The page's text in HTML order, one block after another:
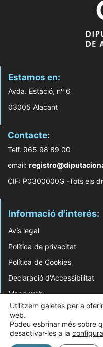
Estamos en:
Avda. Estació, nº 6
03005 Alacant
Contacte:
Telf. 965 98 89 00
email:
CIF: P0300000G -Tots els
Informació d'interés:
Avís legal
Política de privacitat
Política de Cookies
Declaració d'Accessibilitat
Mapa web
© 2026 Web Desenvolupada pel
Utilitzem galetes per a
web.
Podeu esbrinar més sobre
desactivar-les a la